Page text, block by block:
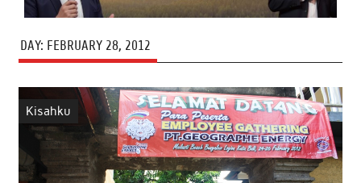
DAY: FEBRUARY 28, 2012
Kisahku